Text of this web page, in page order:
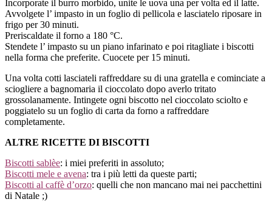
Incorporate il burro morbido, unite le uova una per volta ed il latte.
Avvolgete l’ impasto in un foglio di pellicola e lasciatelo riposare in
frigo per 30 minuti.
Preriscaldate il forno a 180 °C.
Stendete l’ impasto su un piano infarinato e poi ritagliate i biscotti
nella forma che preferite. Cuocete per 15 minuti.
Una volta cotti lasciateli raffreddare su di una gratella e cominciate a
sciogliere a bagnomaria il cioccolato dopo averlo tritato
grossolanamente. Intingete ogni biscotto nel cioccolato sciolto e
poggiatelo su un foglio di carta da forno a raffreddare
completamente.
ALTRE RICETTE DI BISCOTTI
Biscotti sablèe: i miei preferiti in assoluto;
Biscotti mele e avena: tra i più letti da queste parti;
Biscotti al caffè d’orzo: quelli che non mancano mai nei pacchettini
di Natale ;)